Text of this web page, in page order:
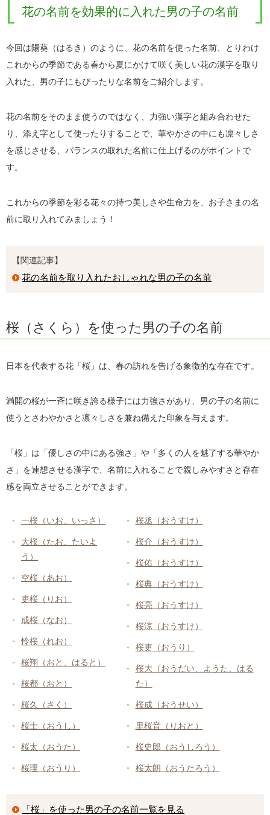
花の名前を効果的に入れた男の子の名前
今回は陽葵（はるき）のように、花の名前を使った名前、とりわけ
これからの季節である春から夏にかけて咲く美しい花の漢字を取り
入れた、男の子にもぴったりな名前をご紹介します。
花の名前をそのまま使うのではなく、力強い漢字と組み合わせた
り、添え字として使ったりすることで、華やかさの中にも凛々しさ
を感じさせる、バランスの取れた名前に仕上げるのがポイントで
す。
これからの季節を彩る花々の持つ美しさや生命力を、お子さまの名
前に取り入れてみましょう！
【関連記事】
花の名前を取り入れたおしゃれな男の子の名前
桜（さくら）を使った男の子の名前
日本を代表する花「桜」は、春の訪れを告げる象徴的な存在です。
満開の桜が一斉に咲き誇る様子には力強さがあり、男の子の名前に
使うとさわやかさと凛々しさを兼ね備えた印象を与えます。
「桜」は「優しさの中にある強さ」や「多くの人を魅了する華やか
さ」を連想させる漢字で、名前に入れることで親しみやすさと存在
感を両立させることができます。
一桜（いお、いっさ）
大桜（たお、たいよ
う）
空桜（あお）
吏桜（りお）
成桜（なお）
怜桜（れお）
桜翔（おと、はると）
桜都（おと）
桜久（さく）
桜士（おうし）
桜太（おうた）
桜理（おうり）
桜丞（おうすけ）
桜介（おうすけ）
桜佑（おうすけ）
桜典（おうすけ）
桜亮（おうすけ）
桜涼（おうすけ）
桜吏（おうり）
桜大（おうだい、ようた、はる
た）
桜成（おうせい）
里桜音（りおと）
桜史郎（おうしろう）
桜太朗（おうたろう）
「桜」を使った男の子の名前一覧を見る